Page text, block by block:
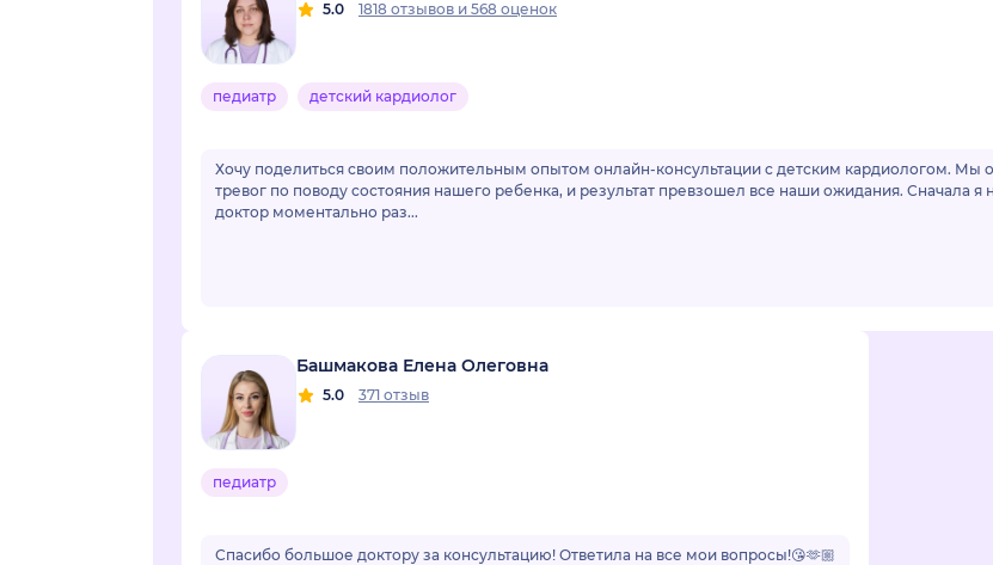
5.0 1818 отзывов и 568 оценок
педиатр детский кардиолог
Хочу поделиться своим положительным опытом онлайн-консультации с детским кардиологом. Мы
тревог по поводу состояния нашего ребенка, и результат превзошел все наши ожидания. Сначала
доктор моментально раз...
Башмакова Елена Олеговна
5.0 371 отзыв
педиатр
Спасибо большое доктору за консультацию! Ответила на все мои вопросы!😘🫶🏼